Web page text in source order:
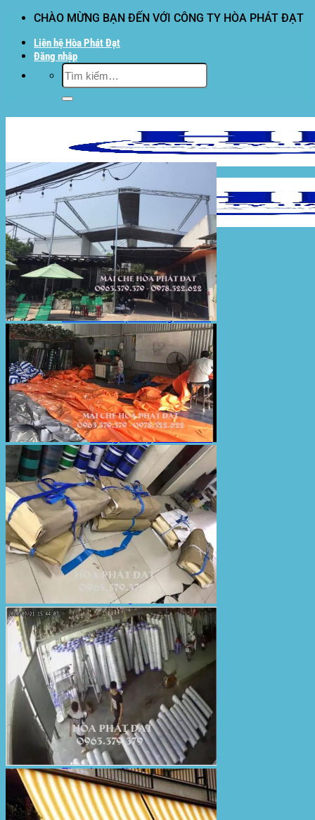
dung
CHÀO MỪNG BẠN ĐẾN VỚI CÔNG TY HÒA PHÁT ĐẠT
Liên hệ Hòa Phát Đạt
Đăng nhập
Tìm
kiếm:
Hòa Phát Đạt
Giới thiệu Hòa Phát Đạt
Sản Phẩm
Sản Phẩm Bạt Che Ngoài Trời
Bạt che nắng mưa
Bạt kéo ngoài trời
Bạt che tự cuốn
Bạt nhựa xanh cam
Bạt sọc 3 màu
Bạt nhựa giá rẻ
Bạt lót ao hồ
Bạt nhựa đen HDPE
Màng chống thấm HDPE
Sản Phẩm Dù Che Ngoài Trời
Dù che nắng
Dù che quán cafe
Dù che sự kiện
Dù lệch tâm
Sản Phẩm Mái Che Di Động
Mái hiên di động
Mái xếp di động
Nhà bạt di động
Motor kéo bạt che
Dự Án Hòa Phát Đạt
Lưới che nắng
Màng phủ nông nghiệp
Bạt Kéo Quán Cafe
Bạt Kéo Sân Trường
Thi Công Mái Xếp Hà Nội
Thi Công Mái Xếp TPHCM
Thi Công Mái Xếp Bình Dương
Thi Công Mái Xếp Biên Hòa
Tin tức
Hoạt động
May bạt mái che
Thi công bạt lót lồ
Thay bạt áo dù
Thay bạt mái che
Thi công mái tôn
Tuyển Dụng Hòa Phát Đạt
Liên hệ Hòa Phát Đạt